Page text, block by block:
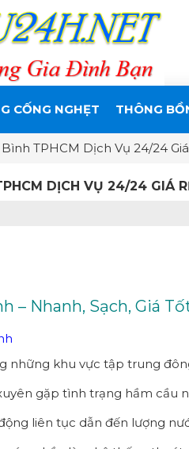
CỐNG NGHẸT THÔNG
TPHCM Dịch Vụ 24/24
DỊCH VỤ 24/24 GIÁ
– Nhanh, Sạch, Giá
những khu vực tập trung
gặp tình trạng hầm cầu
liên tục dẫn đến lượng